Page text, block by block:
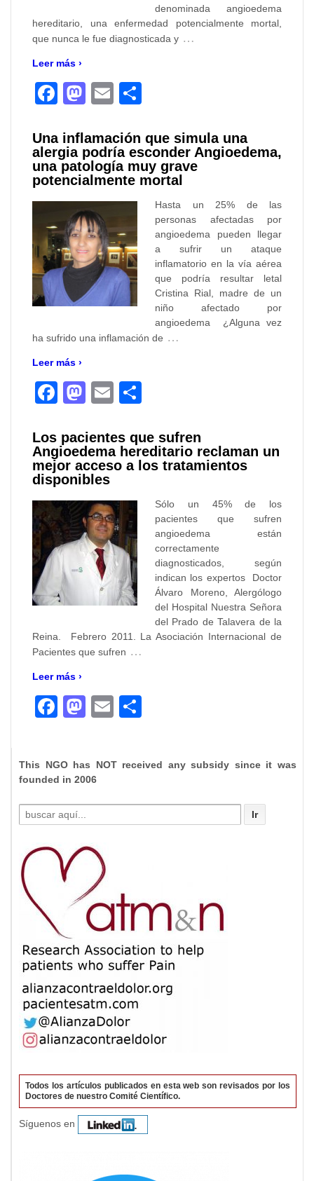
denominada angioedema
hereditario, una enfermedad potencialmente mortal,
que nunca le fue diagnosticada y …
Leer más ›
Facebook
Mastodon
Email
Una inflamación que simula una
alergia podría esconder Angioedema,
una patología muy grave
potencialmente mortal
Hasta un 25% de las
personas afectadas por
angioedema pueden llegar
a sufrir un ataque
inflamatorio en la vía aérea
que podría resultar letal
Cristina Rial, madre de un
niño afectado por
angioedema ¿Alguna vez
ha sufrido una inflamación de …
Leer más ›
Facebook
Mastodon
Email
Los pacientes que sufren
Angioedema hereditario reclaman un
mejor acceso a los tratamientos
disponibles
Sólo un 45% de los
pacientes que sufren
angioedema están
correctamente
diagnosticados, según
indican los expertos Doctor
Álvaro Moreno, Alergólogo
del Hospital Nuestra Señora
del Prado de Talavera de la
Reina. Febrero 2011. La Asociación Internacional de
Pacientes que sufren …
Leer más ›
Facebook
Mastodon
Email
This NGO has NOT received any subsidy since it was
founded in 2006
Buscar
por:
Todos los artículos publicados en esta web son revisados por los
Doctores de nuestro Comité Científico.
Síguenos en